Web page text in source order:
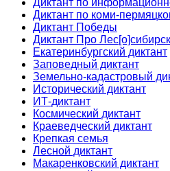
Диктант по
Диктант по коми-
Диктант Победы
Диктант Про Лес[о]сибирск
Екатеринбургский диктант
Заповедный диктант
Земельно-кадастровый
Исторический диктант
ИТ-диктант
Космический диктант
Краеведческий диктант
Крепкая семья
Лесной диктант
Макаренковский диктант